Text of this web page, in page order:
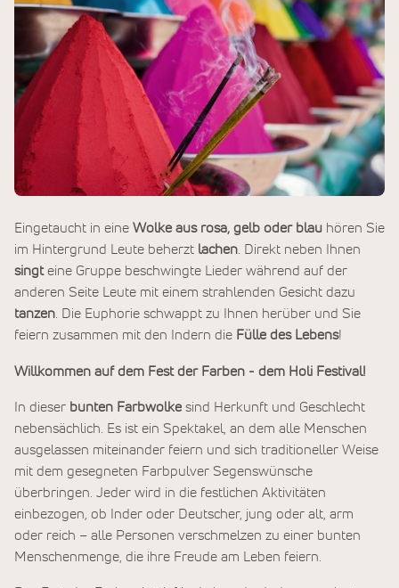
Eingetaucht in eine Wolke aus rosa, gelb oder blau hören Sie
im Hintergrund Leute beherzt lachen . Direkt neben Ihnen
singt eine Gruppe beschwingte Lieder während auf der
anderen Seite Leute mit einem strahlenden Gesicht dazu
tanzen . Die Euphorie schwappt zu Ihnen herüber und Sie
feiern zusammen mit den Indern die Fülle des Lebens!
Willkommen auf dem Fest der Farben - dem Holi Festival!
In dieser bunten Farbwolke sind Herkunft und Geschlecht
nebensächlich. Es ist ein Spektakel, an dem alle Menschen
ausgelassen miteinander feiern und sich traditioneller Weise
mit dem gesegneten Farbpulver Segenswünsche
überbringen. Jeder wird in die festlichen Aktivitäten
einbezogen, ob Inder oder Deutscher, jung oder alt, arm
oder reich – alle Personen verschmelzen zu einer bunten
Menschenmenge, die ihre Freude am Leben feiern.